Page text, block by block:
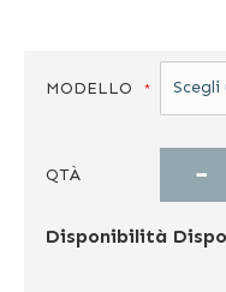
MODELLO
QTÀ −
Disponibilità